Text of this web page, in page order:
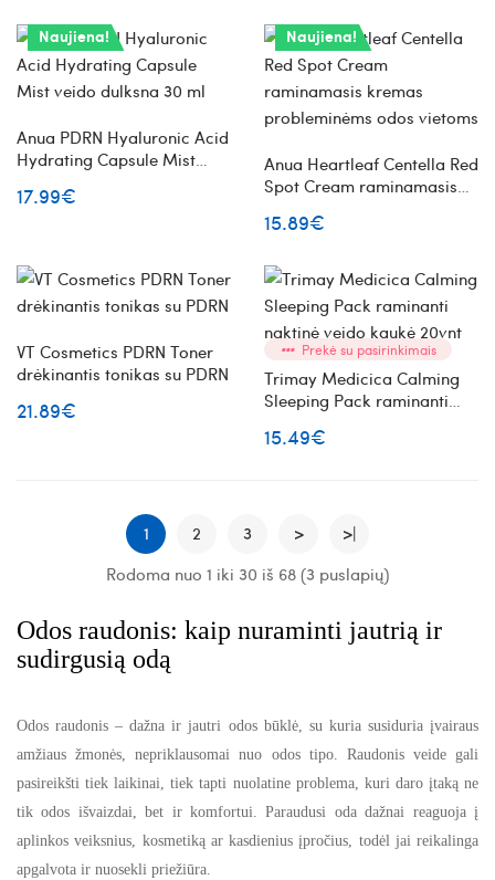
Naujiena!
Anua PDRN Hyaluronic Acid
Hydrating Capsule Mist
17.99€
Naujiena!
Anua Heartleaf Centella Red
Spot Cream raminamasis
vietoms
15.89€
VT Cosmetics PDRN Toner
drėkinantis tonikas su PDRN
21.89€
Prekė su pasirinkimais
Trimay Medicica Calming
Sleeping Pack raminanti
15.49€
1 2 3 >
>|
Rodoma nuo 1 iki 30 iš 68 (3 puslapių)
Odos raudonis: kaip nuraminti jautrią ir
sudirgusią odą
Odos raudonis – dažna ir jautri odos būklė, su kuria susiduria įvairaus
amžiaus žmonės, nepriklausomai nuo odos tipo. Raudonis veide gali
pasireikšti tiek laikinai, tiek tapti nuolatine problema, kuri daro įtaką ne
tik odos išvaizdai, bet ir komfortui. Paraudusi oda dažnai reaguoja į
aplinkos veiksnius, kosmetiką ar kasdienius įpročius, todėl jai reikalinga
apgalvota ir nuosekli priežiūra.